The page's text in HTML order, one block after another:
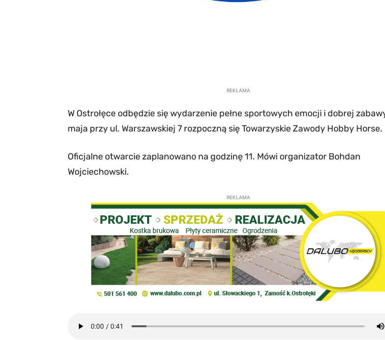
REKLAMA
W Ostrołęce odbędzie się wydarzenie pełne sportowych emocji i dobrej
maja przy ul. Warszawskiej 7 rozpoczną się Towarzyskie Zawody Hobby Horse.
Oficjalne otwarcie zaplanowano na godzinę 11. Mówi organizator Bohdan
Wojciechowski.
REKLAMA